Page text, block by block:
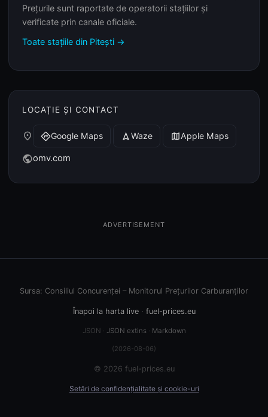
Prețurile sunt raportate de operatorii stațiilor și
verificate prin canale oficiale.
Toate stațiile din Pitești →
LOCAȚIE ȘI CONTACT
place directionsGoogle Maps navigation Waze mapApple Maps
publicomv.com
ADVERTISEMENT
Sursa: Consiliul Concurenței – Monitorul Prețurilor Carburanților
Înapoi la harta live· fuel-prices.eu
JSON · JSON extins· Markdown
(2026-08-06)
© 2026 fuel-prices.eu
Setări de confidențialitate și cookie-uri